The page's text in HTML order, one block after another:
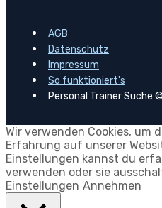
AGB
Datenschutz
Impressum
So funktioniert's
Personal Trainer Suche
Wir verwenden Cookies, um
Erfahrung auf unserer
Einstellungen kannst du
verwenden oder sie
Einstellungen Annehmen